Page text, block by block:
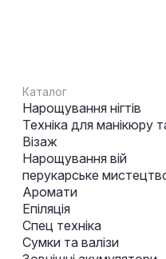
Каталог
Нарощування нігтів
Техніка для манікюру
Візаж
Нарощування вій
перукарське
Аромати
Епіляція
Спец техніка
Сумки та валізи